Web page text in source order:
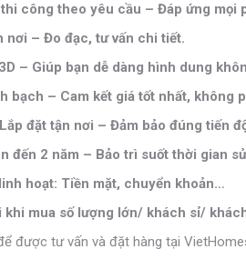
công theo yêu cầu – Đáp ứng mọi
nơi – Đo đạc, tư vấn chi tiết.
– Giúp bạn dễ dàng hình dung
bạch – Cam kết giá tốt nhất, không
đặt tận nơi – Đảm bảo đúng tiến
đến 2 năm – Bảo trì suốt thời gian
hoạt: Tiền mặt, chuyển khoản…
khi mua số lượng lớn/ khách sỉ/
được tư vấn và đặt hàng tại